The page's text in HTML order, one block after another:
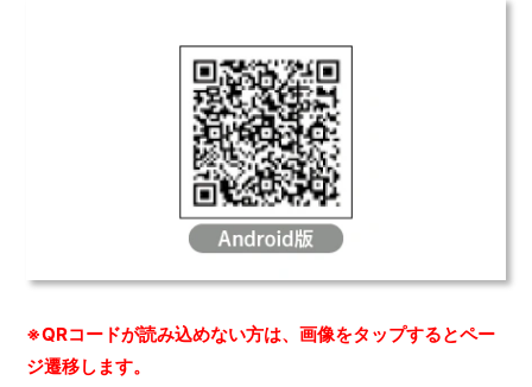
※QRコードが読み込めない方は、画像をタップするとペー
ジ遷移します。